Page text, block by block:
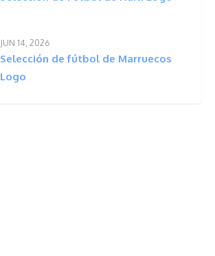
JUN 14, 2026
Selección de fútbol de Marruecos
Logo